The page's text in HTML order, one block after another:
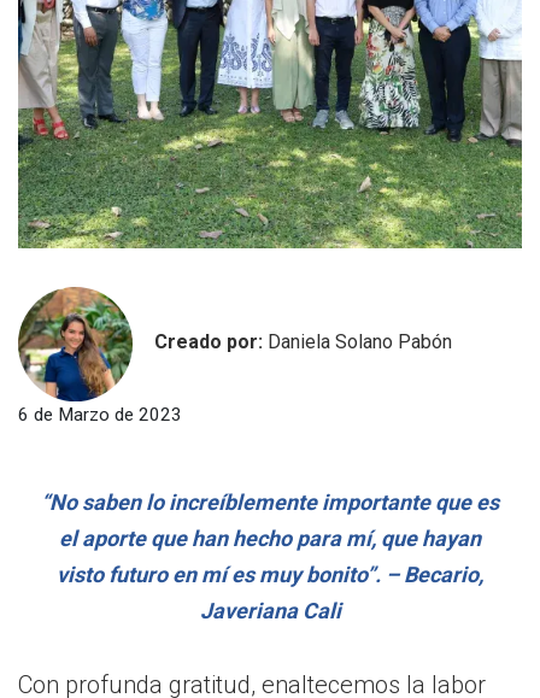
Creado por: Daniela Solano Pabón
6 de Marzo de 2023
“No saben lo increíblemente importante que es
el aporte que han hecho para mí, que hayan
visto futuro en mí es muy bonito”. – Becario,
Javeriana Cali
Con profunda gratitud, enaltecemos la labor